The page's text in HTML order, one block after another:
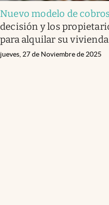
Nuevo modelo de cobros
decisión y los
para alquilar su
jueves, 27 de Noviembre de 2025